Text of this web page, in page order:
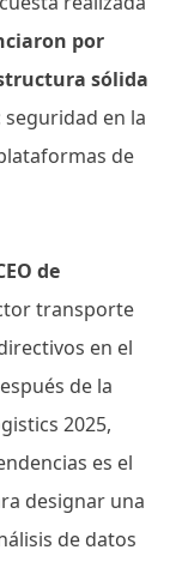
por
sólida
en la
de
de
transporte
en el
de la
2025,
es el
designar una
de datos